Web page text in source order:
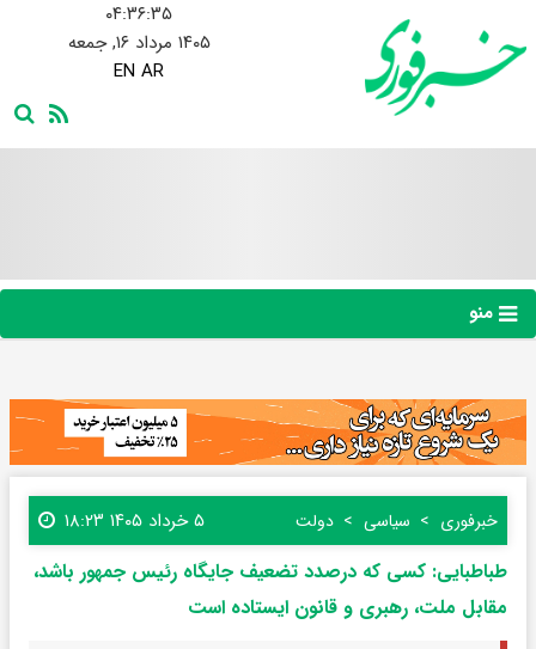
۰۴:۳۶:۳۶
۱۴۰۵ مرداد ۱۶, جمعه
EN AR
منو
خبرفوری سیاسی دولت ۵ خرداد ۱۴۰۵ ۱۸:۲۳
طباطبایی: کسی که درصدد تضعیف جایگاه رئیس جمهور باشد،
مقابل ملت، رهبری و قانون ایستاده است